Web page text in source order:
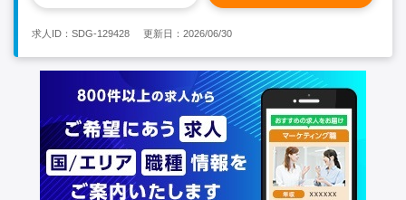
学：不問 ＊生活に必要な英語などの語学力があれば歓迎 【歓
経験（経験がある方は給与の相談可能です） ・長期勤務可能な
方
求人ID：SDG-129428 更新日：2026/06/30